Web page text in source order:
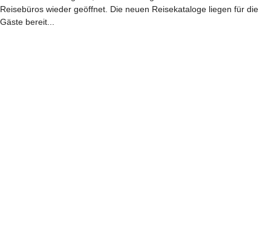
Reisebüros wieder geöffnet. Die neuen Reisekataloge liegen für die
Gäste bereit...